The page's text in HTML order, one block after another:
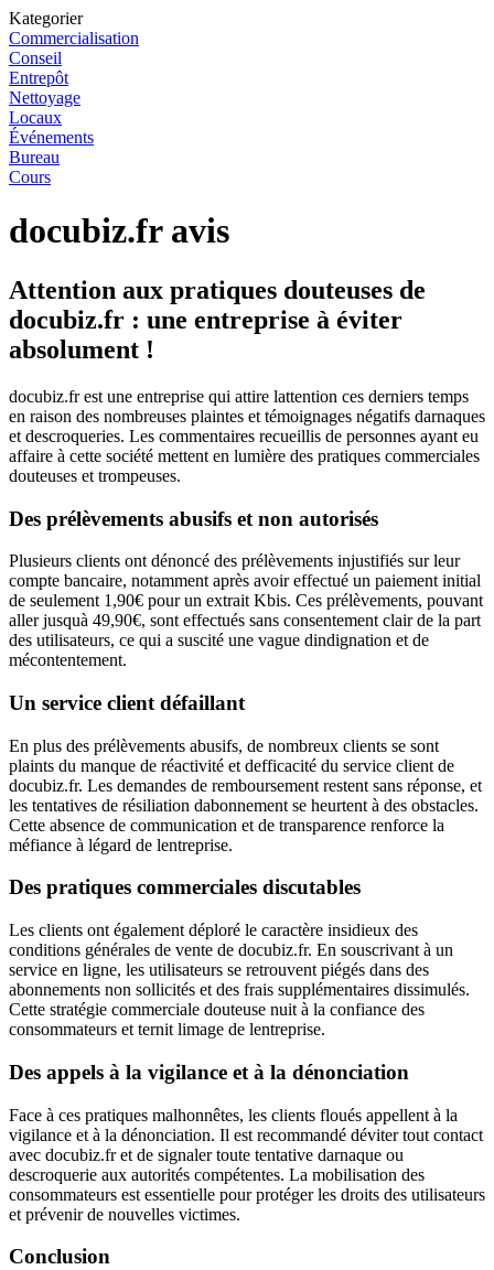
Kategorier
Commercialisation
Conseil
Entrepôt
Nettoyage
Locaux
Événements
Bureau
Cours
docubiz.fr avis
Attention aux pratiques douteuses de
docubiz.fr : une entreprise à éviter
absolument !
docubiz.fr est une entreprise qui attire lattention ces derniers temps
en raison des nombreuses plaintes et témoignages négatifs darnaques
et descroqueries. Les commentaires recueillis de personnes ayant eu
affaire à cette société mettent en lumière des pratiques commerciales
douteuses et trompeuses.
Des prélèvements abusifs et non autorisés
Plusieurs clients ont dénoncé des prélèvements injustifiés sur leur
compte bancaire, notamment après avoir effectué un paiement initial
de seulement 1,90€ pour un extrait Kbis. Ces prélèvements, pouvant
aller jusquà 49,90€, sont effectués sans consentement clair de la part
des utilisateurs, ce qui a suscité une vague dindignation et de
mécontentement.
Un service client défaillant
En plus des prélèvements abusifs, de nombreux clients se sont
plaints du manque de réactivité et defficacité du service client de
docubiz.fr. Les demandes de remboursement restent sans réponse, et
les tentatives de résiliation dabonnement se heurtent à des obstacles.
Cette absence de communication et de transparence renforce la
méfiance à légard de lentreprise.
Des pratiques commerciales discutables
Les clients ont également déploré le caractère insidieux des
conditions générales de vente de docubiz.fr. En souscrivant à un
service en ligne, les utilisateurs se retrouvent piégés dans des
abonnements non sollicités et des frais supplémentaires dissimulés.
Cette stratégie commerciale douteuse nuit à la confiance des
consommateurs et ternit limage de lentreprise.
Des appels à la vigilance et à la dénonciation
Face à ces pratiques malhonnêtes, les clients floués appellent à la
vigilance et à la dénonciation. Il est recommandé déviter tout contact
avec docubiz.fr et de signaler toute tentative darnaque ou
descroquerie aux autorités compétentes. La mobilisation des
consommateurs est essentielle pour protéger les droits des utilisateurs
et prévenir de nouvelles victimes.
Conclusion